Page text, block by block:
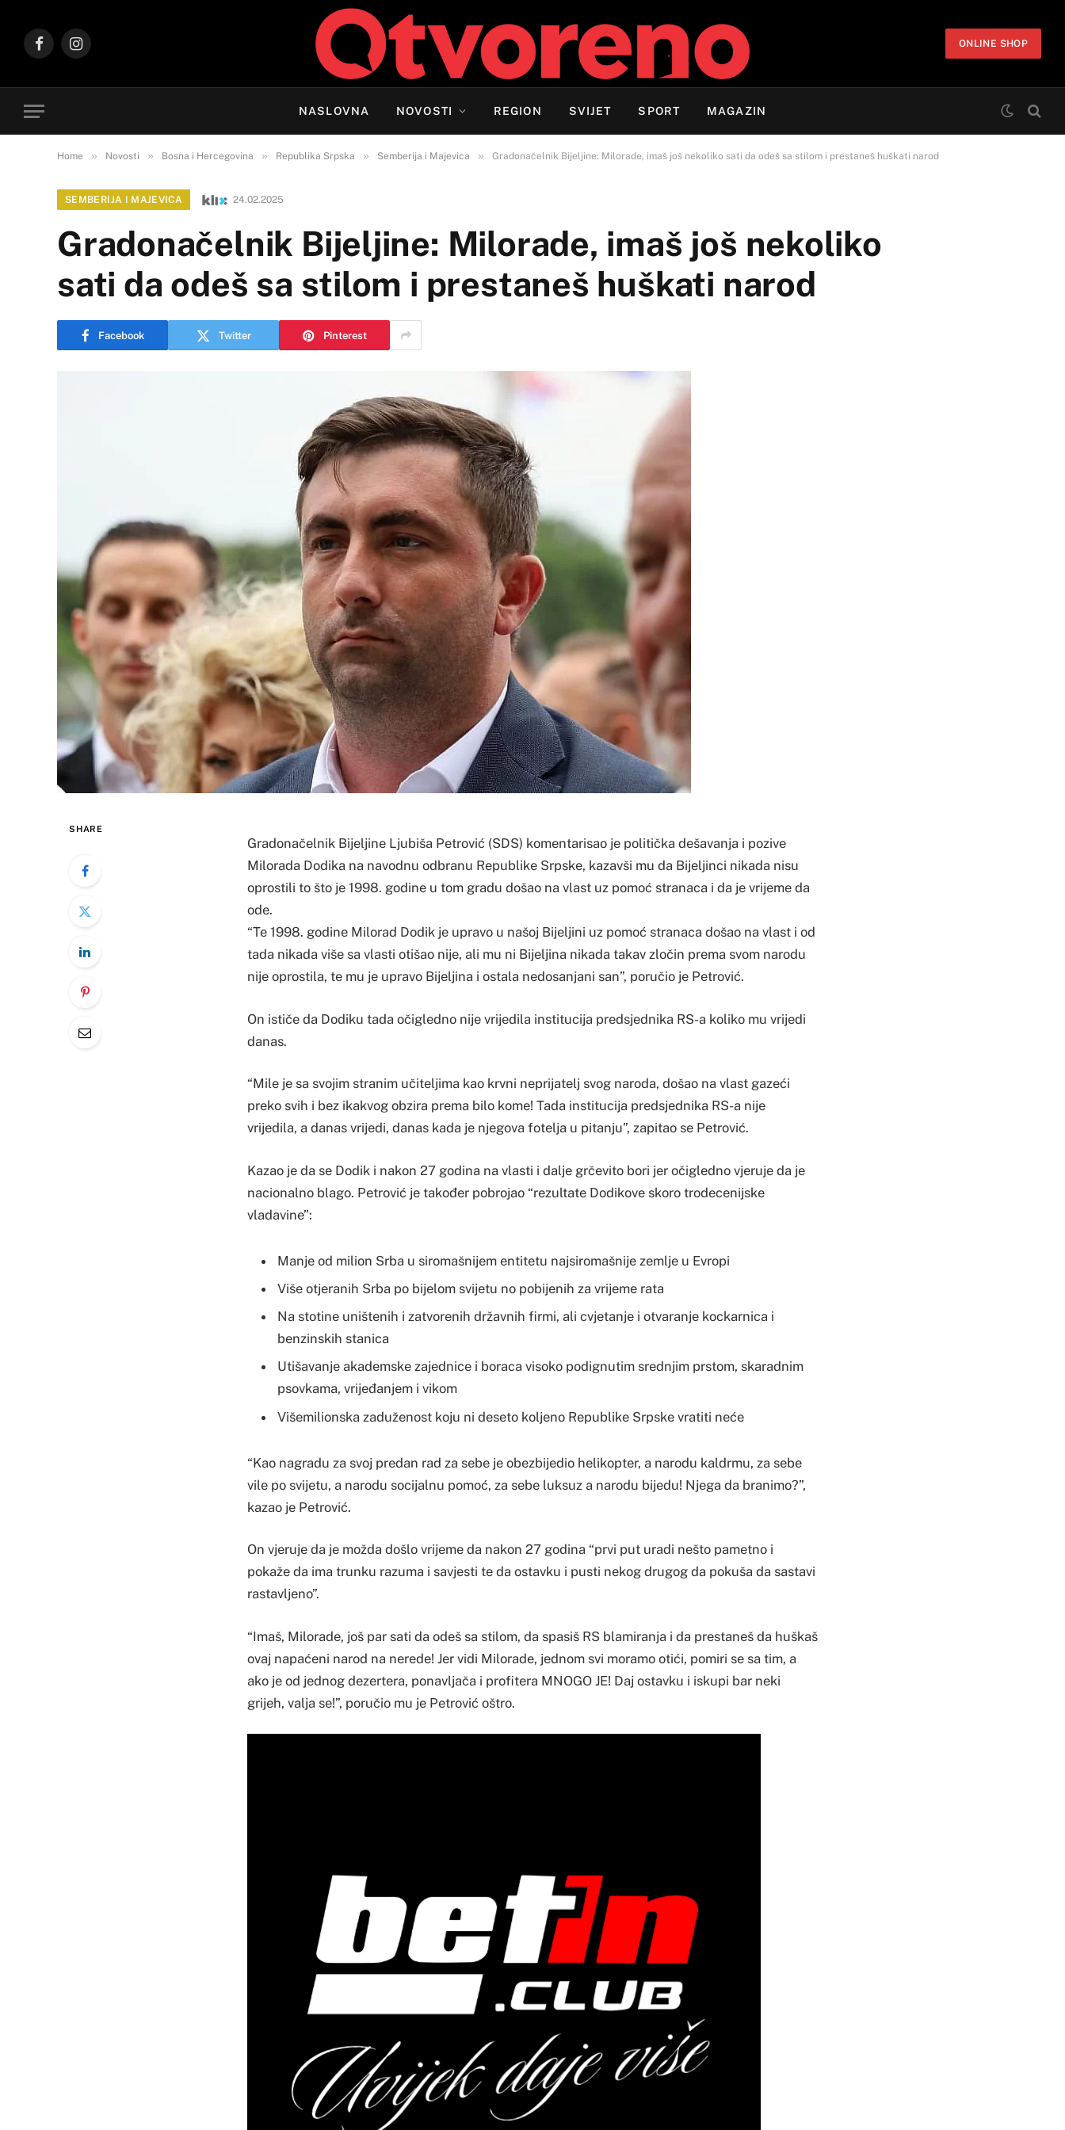
FacebookInstagram
ONLINE SHOP
NASLOVNA NOVOSTI REGION SVIJET SPORT MAGAZIN
Home » Novosti » Bosna i Hercegovina » Republika Srpska » Semberija i Majevica » Gradonačelnik Bijeljine: Milorade, imaš još nekoliko sati da odeš sa stilom i prestaneš huškati narod
SEMBERIJA I MAJEVICA 24.02.2025
Gradonačelnik Bijeljine: Milorade, imaš još nekoliko
sati da odeš sa stilom i prestaneš huškati narod
Facebook Twitter Pinterest
SHARE
Gradonačelnik Bijeljine Ljubiša Petrović (SDS) komentarisao je politička dešavanja i pozive
Milorada Dodika na navodnu odbranu Republike Srpske, kazavši mu da Bijeljinci nikada nisu
oprostili to što je 1998. godine u tom gradu došao na vlast uz pomoć stranaca i da je vrijeme da
ode.
“Te 1998. godine Milorad Dodik je upravo u našoj Bijeljini uz pomoć stranaca došao na vlast i od
tada nikada više sa vlasti otišao nije, ali mu ni Bijeljina nikada takav zločin prema svom narodu
nije oprostila, te mu je upravo Bijeljina i ostala nedosanjani san”, poručio je Petrović.
On ističe da Dodiku tada očigledno nije vrijedila institucija predsjednika RS-a koliko mu vrijedi
danas.
“Mile je sa svojim stranim učiteljima kao krvni neprijatelj svog naroda, došao na vlast gazeći
preko svih i bez ikakvog obzira prema bilo kome! Tada institucija predsjednika RS-a nije
vrijedila, a danas vrijedi, danas kada je njegova fotelja u pitanju”, zapitao se Petrović.
Kazao je da se Dodik i nakon 27 godina na vlasti i dalje grčevito bori jer očigledno vjeruje da je
nacionalno blago. Petrović je također pobrojao “rezultate Dodikove skoro trodecenijske
vladavine”:
Manje od milion Srba u siromašnijem entitetu najsiromašnije zemlje u Evropi
Više otjeranih Srba po bijelom svijetu no pobijenih za vrijeme rata
Na stotine uništenih i zatvorenih državnih firmi, ali cvjetanje i otvaranje kockarnica i
benzinskih stanica
Utišavanje akademske zajednice i boraca visoko podignutim srednjim prstom, skaradnim
psovkama, vrijeđanjem i vikom
Višemilionska zaduženost koju ni deseto koljeno Republike Srpske vratiti neće
“Kao nagradu za svoj predan rad za sebe je obezbijedio helikopter, a narodu kaldrmu, za sebe
vile po svijetu, a narodu socijalnu pomoć, za sebe luksuz a narodu bijedu! Njega da branimo?”,
kazao je Petrović.
On vjeruje da je možda došlo vrijeme da nakon 27 godina “prvi put uradi nešto pametno i
pokaže da ima trunku razuma i savjesti te da ostavku i pusti nekog drugog da pokuša da sastavi
rastavljeno”.
“Imaš, Milorade, još par sati da odeš sa stilom, da spasiš RS blamiranja i da prestaneš da huškaš
ovaj napaćeni narod na nerede! Jer vidi Milorade, jednom svi moramo otići, pomiri se sa tim, a
ako je od jednog dezertera, ponavljača i profitera MNOGO JE! Daj ostavku i iskupi bar neki
grijeh, valja se!”, poručio mu je Petrović oštro.